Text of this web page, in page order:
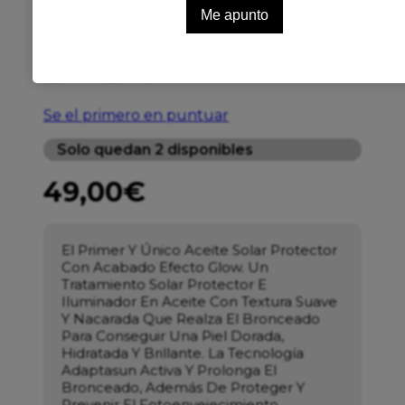
ESTHEDERM ACEITE
Se el primero en puntuar
Solo quedan 2 disponibles
49,00€
El Primer Y Único Aceite Solar Protector
Con Acabado Efecto Glow. Un
Tratamiento Solar Protector E
Iluminador En Aceite Con Textura Suave
Y Nacarada Que Realza El Bronceado
Para Conseguir Una Piel Dorada,
Hidratada Y Brillante. La Tecnología
Adaptasun Activa Y Prolonga El
Bronceado, Además De Proteger Y